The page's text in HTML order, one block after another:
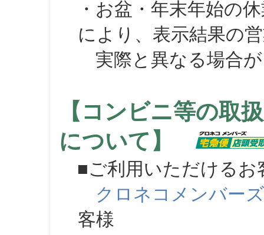
・お盆・年末年始の
により、表示結果の
実際と異なる場合が
【コンビニ等の取
について】
■ご利用いただけるお
クロネコメンバーズ
客様